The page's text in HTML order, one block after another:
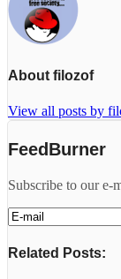
About filozof
View all posts by
FeedBurner
Subscribe to our e-
Related Posts: